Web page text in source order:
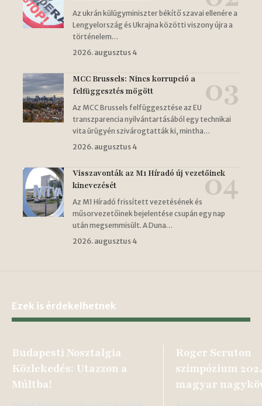
Az ukrán külügyminiszter békítő szavai ellenére a
Lengyelország és Ukrajna közötti viszony újra a
történelem…
2026. augusztus 4
MCC Brussels: Nincs korrupció a
felfüggesztés mögött
Az MCC Brussels felfüggesztése az EU
transzparencia nyilvántartásából egy technikai
vita ürügyén szivárogtatták ki, mintha…
2026. augusztus 4
Visszavonták az M1 Híradó új vezetőinek
kinevezését
Az M1 Híradó frissített vezetésének és
műsorvezetőinek bejelentése csupán egy nap
után megsemmisült. A Duna…
2026. augusztus 4
Ezek is érdekelhetnek
Budapesti Nosztalgia
Közlekedés: Utazzon a
Múltba!
Roger Scruton
szimpózium
magyar